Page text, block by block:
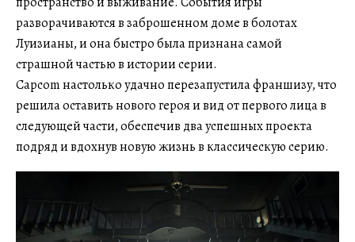
разворачиваются в заброшенном доме в болотах
Луизианы, и она быстро была признана самой
страшной частью в истории серии.
Capcom настолько удачно перезапустила франшизу, что
решила оставить нового героя и вид от первого лица в
следующей части, обеспечив два успешных проекта
подряд и вдохнув новую жизнь в классическую серию.